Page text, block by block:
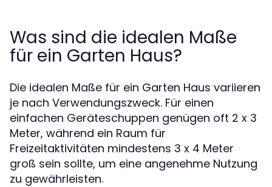
Was sind die idealen Maße
für ein Garten Haus?
Die idealen Maße für ein Garten Haus variieren
je nach Verwendungszweck. Für einen
einfachen Geräteschuppen genügen oft 2 x 3
Meter, während ein Raum für
Freizeitaktivitäten mindestens 3 x 4 Meter
groß sein sollte, um eine angenehme Nutzung
zu gewährleisten.